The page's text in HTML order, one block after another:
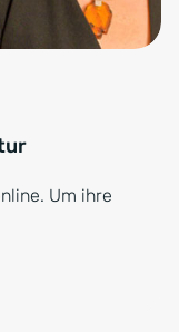
Um ihre